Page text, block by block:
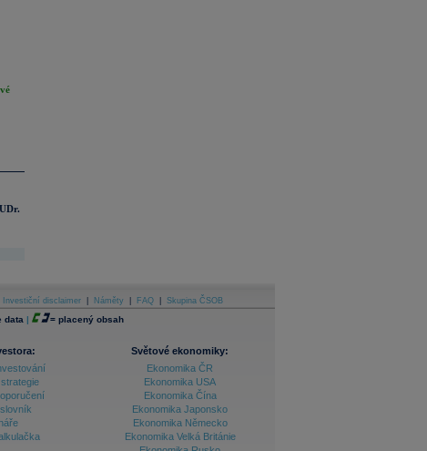
Investiční disclaimer Náměty FAQ Skupina ČSOB
data | = placený obsah
Světové ekonomiky:
Ekonomika ČR
Ekonomika USA
Ekonomika Čína
Ekonomika Japonsko
Ekonomika Německo
Ekonomika Velká Británie